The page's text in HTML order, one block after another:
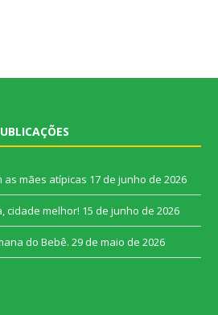
as mães atípicas 17 de junho de 2026
cidade melhor! 15 de junho de 2026
do Bebê. 29 de maio de 2026